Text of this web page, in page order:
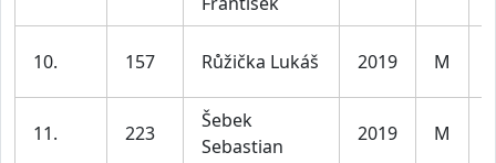
10. 157 Růžička Lukáš 2019 M
11. 223
Šebek
Sebastian
2019 M